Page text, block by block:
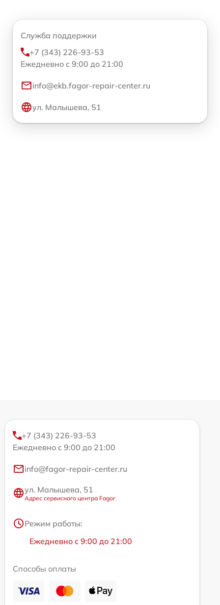
Служба поддержки
+7 (343) 226-93-53
Ежедневно с 9:00 до 21:00
info@ekb.fagor-repair-center.ru
ул. Малышева, 51
+7 (343) 226-93-53
Ежедневно с 9:00 до 21:00
info@fagor-repair-center.ru
ул. Малышева, 51
Адрес сервисного центра Fagor
Режим работы:
Ежедневно с 9:00 до 21:00
Способы оплаты